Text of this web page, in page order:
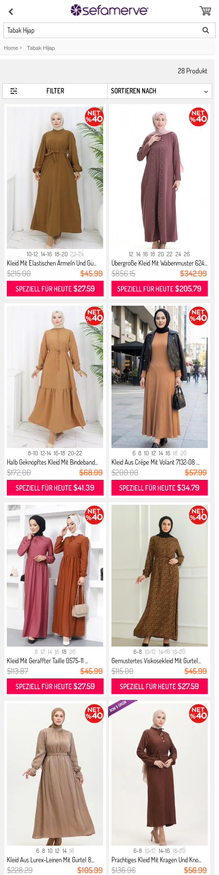
Tabak Hijap
Home > Tabak Hijap
28 Produkt
FILTER
10-12 14-16 18-20 22-24
Kleid Mit Elastischen Ärmeln Und Gü...
$215.00 $45.99
SPEZIELL FÜR HEUTE$27.59
12 14 16 18 20 22 24 26
Übergröße Kleid Mit Wabenmuster 624...
$856.15 $342.99
SPEZIELL FÜR HEUTE$205.79
8-10 12-14 16-18 20-22
Halb Geknöpftes Kleid Mit Bindeband...
$172.00 $68.99
SPEZIELL FÜR HEUTE$41.39
6 8 10 12 14 16 18 20
Kleid Aus Crêpe Mit Volant 7132-08 ...
$200.00 $57.99
SPEZIELL FÜR HEUTE$34.79
8 12 14 16 18 20
Kleid Mit Geraffter Taille 0575-11 ...
$113.87 $45.99
SPEZIELL FÜR HEUTE$27.59
6-8 10-12 14-16 18-20
Gemustertes Viskosekleid Mit Gürtel...
$115.00 $45.99
SPEZIELL FÜR HEUTE$27.59
6 8 10 12 14 16
Kleid Aus Lurex-Leinen Mit Gürtel 8...
$228.29 $105.99
6-8 10-12 14-16 18-20
Prächtiges Kleid Mit Kragen Und Knö...
$136.96 $56.99